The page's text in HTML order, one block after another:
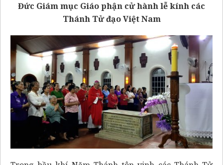
Đức Giám mục Giáo phận cử hành lễ kính các
Thánh Tử đạo Việt Nam